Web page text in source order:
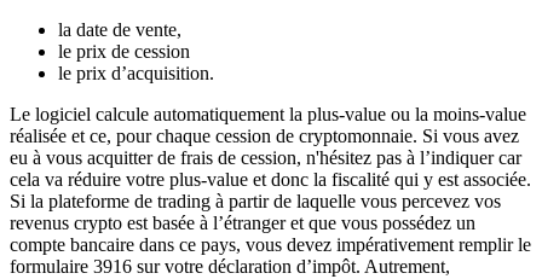
la date de vente,
le prix de cession
le prix d’acquisition.
Le logiciel calcule automatiquement la plus-value ou la moins-value
réalisée et ce, pour chaque cession de cryptomonnaie. Si vous avez
eu à vous acquitter de frais de cession, n'hésitez pas à l’indiquer car
cela va réduire votre plus-value et donc la fiscalité qui y est associée.
Si la plateforme de trading à partir de laquelle vous percevez vos
revenus crypto est basée à l’étranger et que vous possédez un
compte bancaire dans ce pays, vous devez impérativement remplir le
formulaire 3916 sur votre déclaration d’impôt. Autrement,